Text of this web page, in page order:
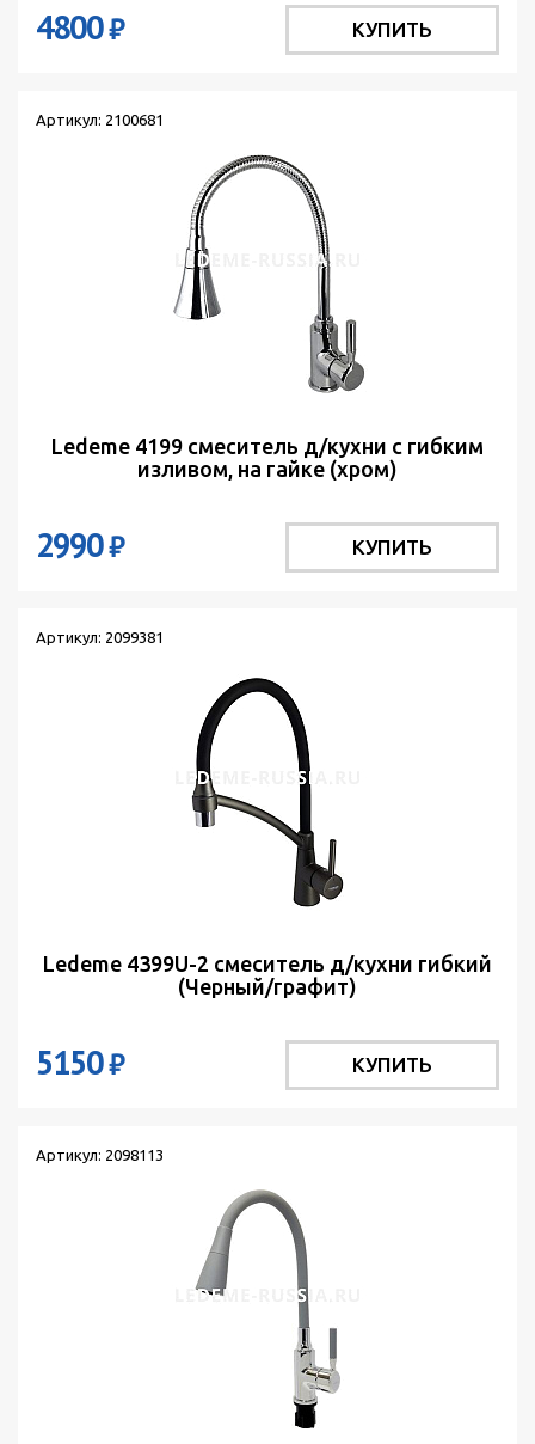
4800₽ КУПИТЬ
Артикул: 2100681
Ledeme 4199 смеситель д/кухни с гибким
изливом, на гайке (хром)
2990₽ КУПИТЬ
Артикул: 2099381
Ledeme 4399U-2 смеситель д/кухни гибкий
(Черный/графит)
5150₽ КУПИТЬ
Артикул: 2098113